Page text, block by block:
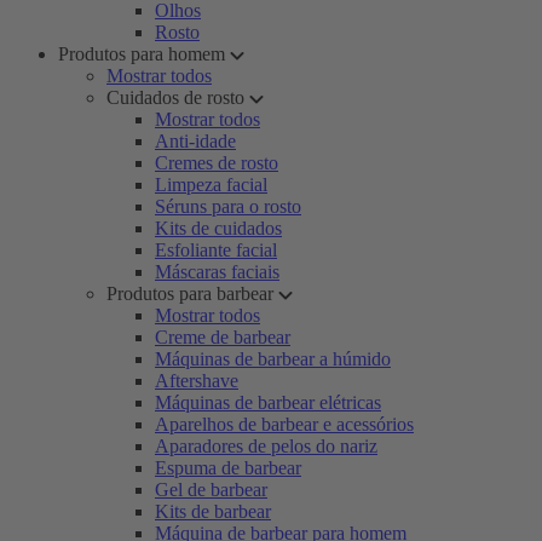
Olhos
Rosto
Produtos para homem
Mostrar todos
Cuidados de rosto
Mostrar todos
Anti-idade
Cremes de rosto
Limpeza facial
Séruns para o rosto
Kits de cuidados
Esfoliante facial
Máscaras faciais
Produtos para barbear
Mostrar todos
Creme de barbear
Máquinas de barbear a húmido
Aftershave
Máquinas de barbear elétricas
Aparelhos de barbear e acessórios
Aparadores de pelos do nariz
Espuma de barbear
Gel de barbear
Kits de barbear
Máquina de barbear para homem